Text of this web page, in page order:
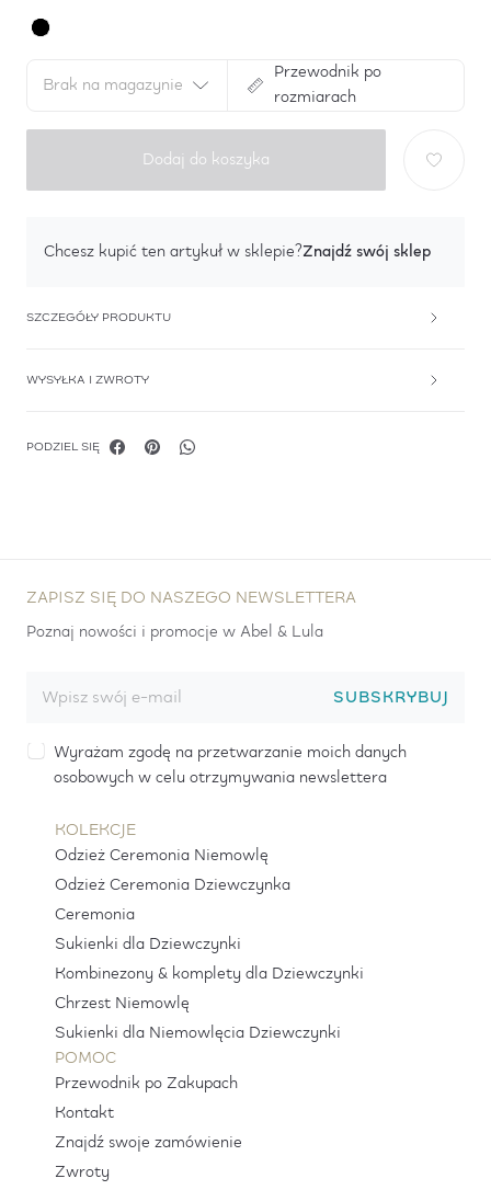
Brak na magazynie
Przewodnik po
rozmiarach
Dodaj do koszyka
Chcesz kupić ten artykuł w sklepie?Znajdź swój sklep
SZCZEGÓŁY PRODUKTU
WYSYŁKA I ZWROTY
PODZIEL SIĘ
ZAPISZ SIĘ DO NASZEGO NEWSLETTERA
Poznaj nowości i promocje w Abel & Lula
SUBSKRYBUJ
Wyrażam zgodę na przetwarzanie moich danych
osobowych w celu otrzymywania newslettera
KOLEKCJE
Odzież Ceremonia Niemowlę
Odzież Ceremonia Dziewczynka
Ceremonia
Sukienki dla Dziewczynki
Kombinezony & komplety dla Dziewczynki
Chrzest Niemowlę
Sukienki dla Niemowlęcia Dziewczynki
POMOC
Przewodnik po Zakupach
Kontakt
Znajdź swoje zamówienie
Zwroty